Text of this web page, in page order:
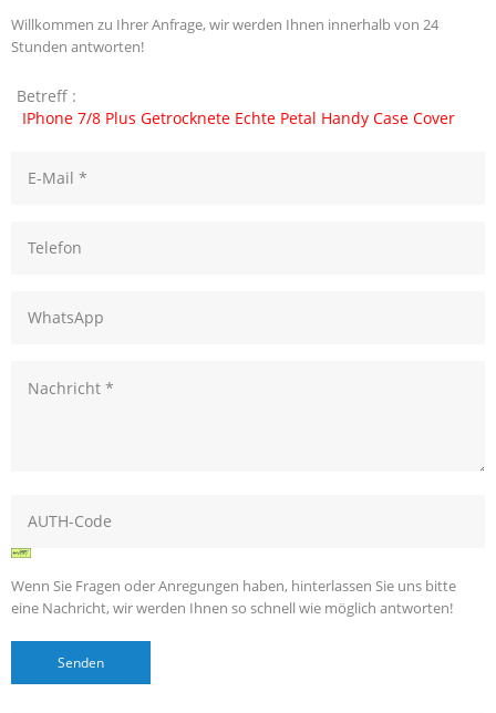
Willkommen zu Ihrer Anfrage, wir werden Ihnen innerhalb von 24
Stunden antworten!
Betreff :
IPhone 7/8 Plus Getrocknete Echte Petal Handy Case Cover
Wenn Sie Fragen oder Anregungen haben, hinterlassen Sie uns bitte
eine Nachricht, wir werden Ihnen so schnell wie möglich antworten!